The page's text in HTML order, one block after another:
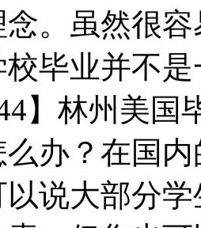
。虽然很
毕业并不
】林州美
么办？在国
说大部分